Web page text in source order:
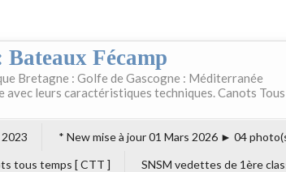
Fécamp
Bretagne : Golfe de Gascogne : Méditerranée
leurs caractéristiques techniques. Canots Tous
* New mise à jour 01 Mars 2026 ► 04
tous temps [ CTT ]
SNSM vedettes de 1ère